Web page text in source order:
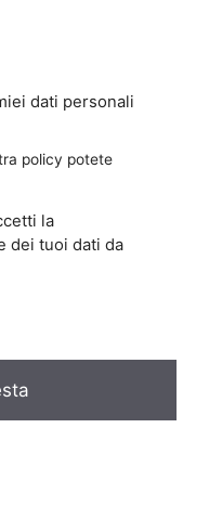
dati personali
policy potete
la
dei tuoi dati da